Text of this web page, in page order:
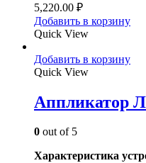
5,220.00 ₽
Добавить в корзину
Quick View
Добавить в корзину
Quick View
Аппликатор
0 out of 5
Характеристика